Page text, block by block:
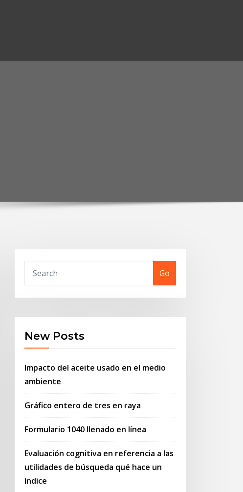
Go
New Posts
Impacto del aceite usado en el medio
ambiente
Gráfico entero de tres en raya
Formulario 1040 llenado en línea
Evaluación cognitiva en referencia a las
utilidades de búsqueda qué hace un
índice